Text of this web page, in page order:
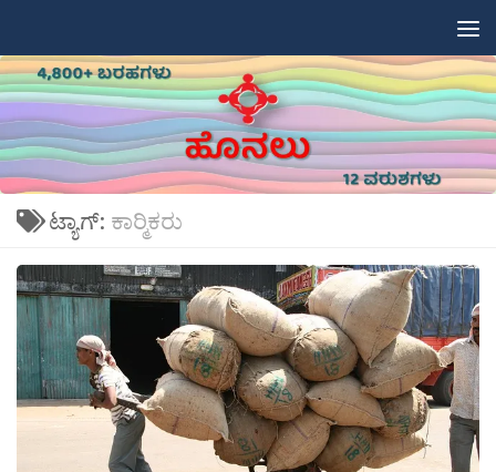
ಟ್ಯಾಗ್: ಕಾರ‍್ಮಿಕರು